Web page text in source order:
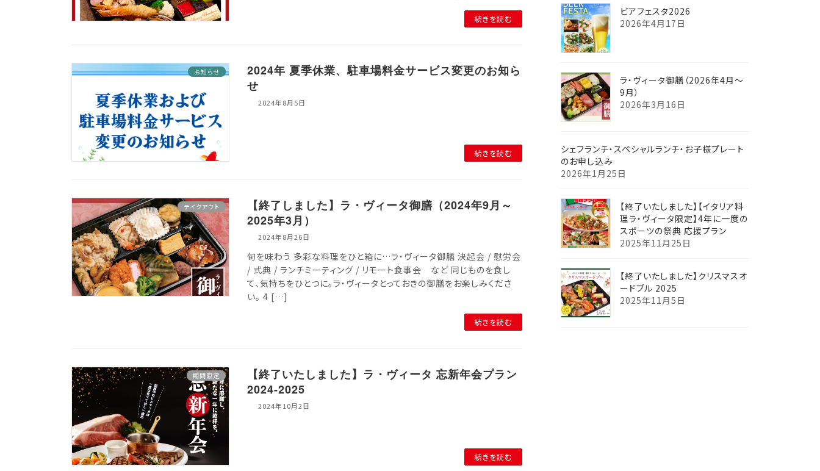
続きを読む
お知らせ
2024年 夏季休業、駐車場料金サービス変更のお知ら
せ
2024年8月5日
続きを読む
テイクアウト
【終了しました】ラ・ヴィータ御膳（2024年9月～
2025年3月）
2024年8月26日
旬を味わう 多彩な料理をひと箱に…ラ・ヴィータ御膳 決起会 / 慰労会
/ 式典 / ランチミーティング / リモート食事会 など 同じものを食し
て、気持ちをひとつに。ラ・ヴィータとっておきの御膳をお楽しみくださ
い。 4 […]
続きを読む
期間限定
【終了いたしました】ラ・ヴィータ 忘新年会プラン
2024-2025
2024年10月2日
続きを読む
ビアフェスタ2026
2026年4月17日
ラ・ヴィータ御膳（2026年4月～
9月）
2026年3月16日
シェフランチ・スペシャルランチ・お子様プレート
のお申し込み
2026年1月25日
【終了いたしました】【イタリア料
理ラ・ヴィータ限定】4年に一度の
スポーツの祭典 応援プラン
2025年11月25日
【終了いたしました】クリスマスオ
ードブル 2025
2025年11月5日